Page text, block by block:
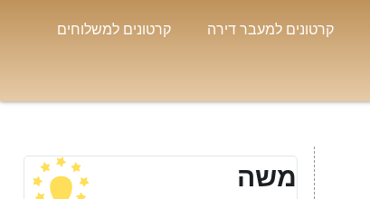
קרטונים למעבר דירה קרטונים למשלוחים
משה